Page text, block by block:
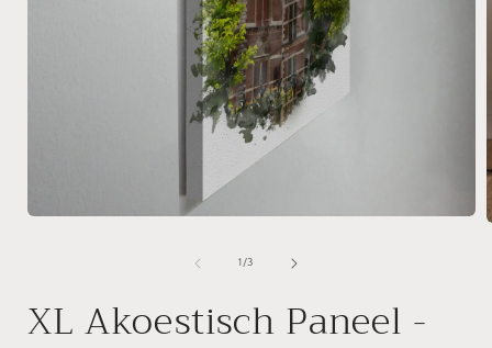
1/van
3
XL Akoestisch Paneel -